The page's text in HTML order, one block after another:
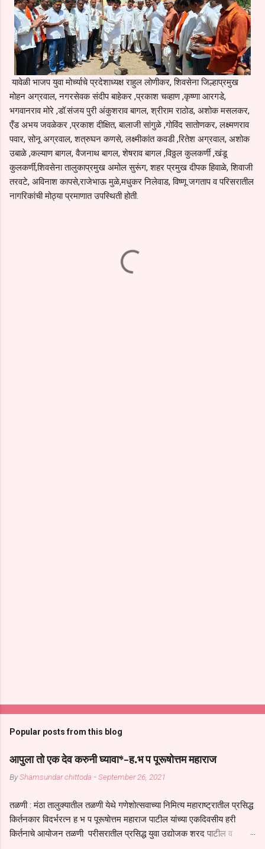
यावेळी भाजप युवा मोर्च्याचे प्रदेशाध्यक्ष राहुल लोणीकर, शिवसेना जिल्हाप्रमुख
मोहन अग्रवाल, नगरसेवक संदीप बाहेकर ,प्रकाश चव्हाण ,कृष्णा आरगडे,
भगवानराव मोरे ,डॉ.संजय पुरी अंकुशराव बागल, श्रीराम राठोड, अशोक मसलकर,
एँड अभय जवळेकर ,प्रकाश दीक्षित, बालाजी सांगुळे ,गोविंद सातोणकर, लक्ष्मणराव
पवार, सोनू अग्रवाल, शत्रुघन कणसे, लक्ष्मीकांत कवडी ,रितेश अग्रवाल, अशोक
उबाळे ,कल्याण बागल, वैजनाथ बागल, शेषराव बागल ,विठ्ठल कुलकर्णी ,खंडू
कुलकर्णी,शिवसेना तालुकाप्रमुख अमोल सुरूंग, शहर प्रमुख दीपक हिवाळे, शिवाजी
तरवटे, अविनाश कापसे,राजेभाऊ मुळे,मधुकर निलेवाड, विष्णू जगताप व परिसरातील
नागरिकांची मोठ्या प्रमाणात उपस्थिती होती.
Popular posts from this blog
आपुला तो एक देव करुनी घ्यावा*-ह.भ प पूरूषोत्तम महाराज
ByShamsundar chittoda -September 26, 2021
तळणी : मंठा तालुक्यातील तळणी येथे गणेशोत्सवाच्या निमित्य महाराष्ट्रातील प्रसिद्ध
किर्तनकार विदर्भरत्न ह भ प पूरूषोत्तम महाराज पाटील यांच्या एकदिवसीय हरी
किर्तनाचे आयोजन तळणी परीसरातील प्रसिद्ध युवा उद्योजक शरद पाटील व